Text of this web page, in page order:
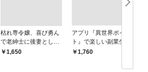
枯れ専令嬢、喜び勇ん
で老紳士に後妻として
嫁いだら、待っていた
￥1,650
アプリ『異世界ポイン
ト』で楽しい副業生
活 〜貯めたポイント
特典に交換出来ます〜
￥1,760